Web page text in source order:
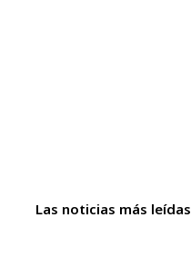
Las noticias más leídas